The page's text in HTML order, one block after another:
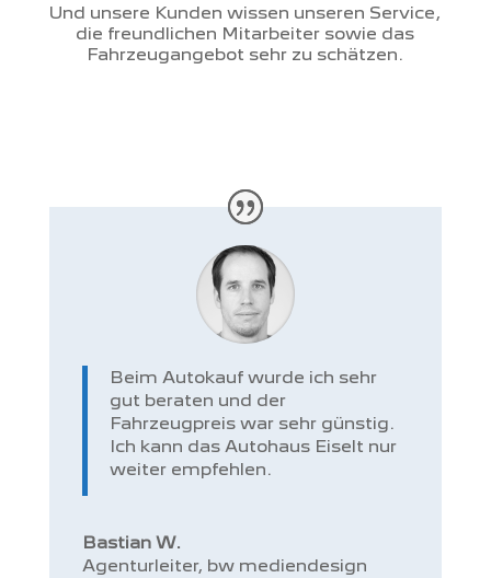
Und unsere Kunden wissen unseren Service,
die freundlichen Mitarbeiter sowie das
Fahrzeugangebot sehr zu schätzen.
Beim Autokauf wurde ich sehr
gut beraten und der
Fahrzeugpreis war sehr günstig.
Ich kann das Autohaus Eiselt nur
weiter empfehlen.
Bastian W.
Agenturleiter, bw mediendesign